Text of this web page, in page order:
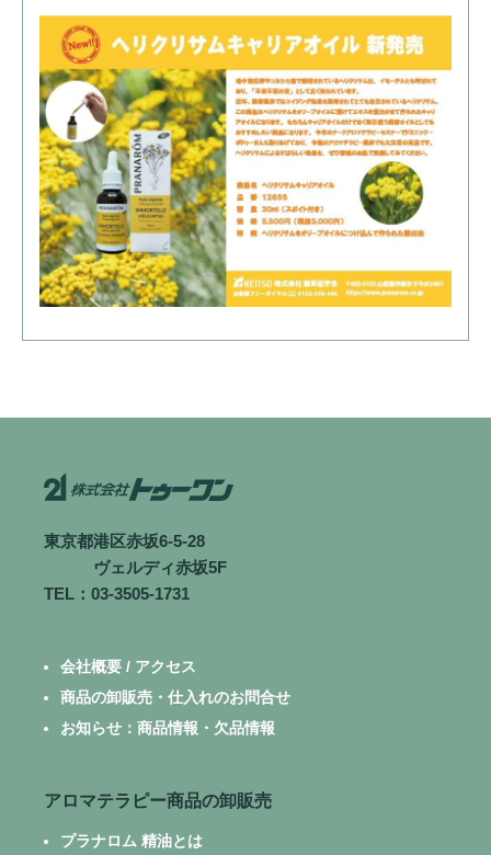
東京都港区赤坂6-5-28
ヴェルディ赤坂5F
TEL：03-3505-1731
会社概要 / アクセス
商品の卸販売・仕入れのお問合せ
お知らせ：商品情報・欠品情報
アロマテラピー商品の卸販売
プラナロム 精油とは